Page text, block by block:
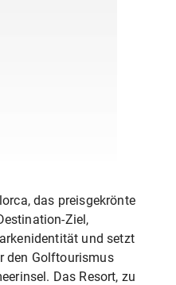
das preisgekrönte
Ziel,
und setzt
den Golftourismus
Das Resort, zu